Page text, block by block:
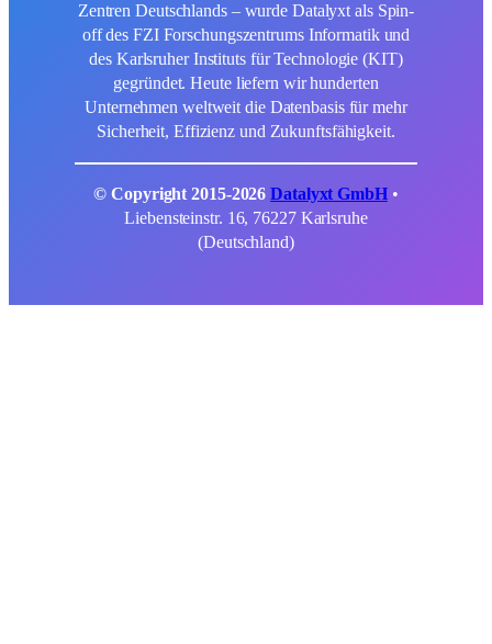
Zentren Deutschlands – wurde Datalyxt als Spin-
off des FZI Forschungszentrums Informatik und
des Karlsruher Instituts für Technologie (KIT)
gegründet. Heute liefern wir hunderten
Unternehmen weltweit die Datenbasis für mehr
Sicherheit, Effizienz und Zukunftsfähigkeit.
© Copyright 2015-2026Datalyxt GmbH•
Liebensteinstr. 16, 76227 Karlsruhe
(Deutschland)